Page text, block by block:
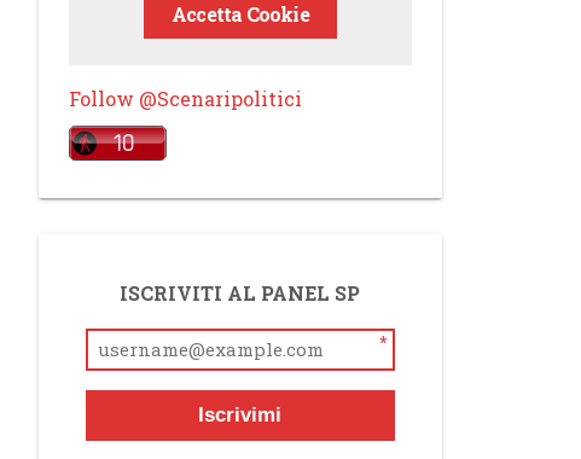
Accetta Cookie
Follow @Scenaripolitici
ISCRIVITI AL PANEL SP
*
Iscrivimi